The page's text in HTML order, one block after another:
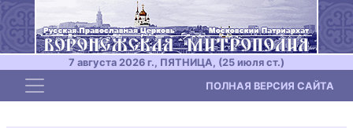
7 августа 2026 г., ПЯТНИЦА, (25 июля ст.)
Toggle navigation ПОЛНАЯ ВЕРСИЯ САЙТА